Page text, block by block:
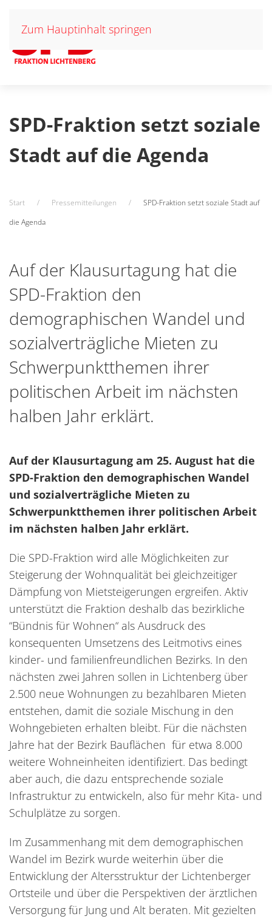
Zum Hauptinhalt springen
SPD-Fraktion setzt soziale
Stadt auf die Agenda
Start Pressemitteilungen
SPD-Fraktion setzt soziale Stadt auf
die Agenda
Auf der Klausurtagung hat die
SPD-Fraktion den
demographischen Wandel und
sozialverträgliche Mieten zu
Schwerpunktthemen ihrer
politischen Arbeit im nächsten
halben Jahr erklärt.
Auf der Klausurtagung am 25. August hat die
SPD-Fraktion den demographischen Wandel
und sozialverträgliche Mieten zu
Schwerpunktthemen ihrer politischen Arbeit
im nächsten halben Jahr erklärt.
Die SPD-Fraktion wird alle Möglichkeiten zur
Steigerung der Wohnqualität bei gleichzeitiger
Dämpfung von Mietsteigerungen ergreifen. Aktiv
unterstützt die Fraktion deshalb das bezirkliche
“Bündnis für Wohnen“ als Ausdruck des
konsequenten Umsetzens des Leitmotivs eines
kinder- und familienfreundlichen Bezirks. In den
nächsten zwei Jahren sollen in Lichtenberg über
2.500 neue Wohnungen zu bezahlbaren Mieten
entstehen, damit die soziale Mischung in den
Wohngebieten erhalten bleibt. Für die nächsten
Jahre hat der Bezirk Bauflächen für etwa 8.000
weitere Wohneinheiten identifiziert. Das bedingt
aber auch, die dazu entsprechende soziale
Infrastruktur zu entwickeln, also für mehr Kita- und
Schulplätze zu sorgen.
Im Zusammenhang mit dem demographischen
Wandel im Bezirk wurde weiterhin über die
Entwicklung der Altersstruktur der Lichtenberger
Ortsteile und über die Perspektiven der ärztlichen
Versorgung für Jung und Alt beraten. Mit gezielten